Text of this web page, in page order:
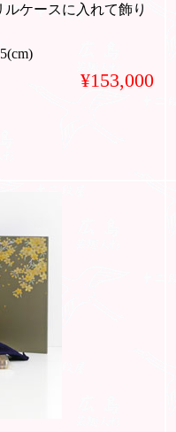
ケースに入れて飾り
¥153,000